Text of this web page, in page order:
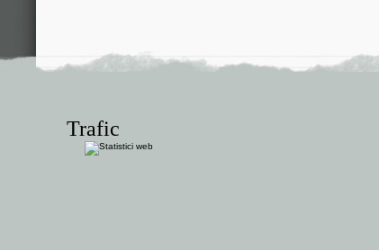
Trafic